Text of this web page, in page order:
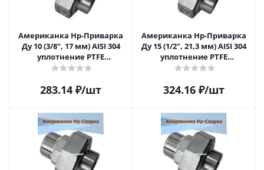
Американка Нр-Приварка
Ду 10 (3/8", 17 мм) AISI 304
уплотнение PTFE
(прокладка
283.14 ₽/шт
Американка Нр-Приварка
Ду 15 (1/2", 21,3 мм) AISI 304
уплотнение PTFE
(прокладка
324.16 ₽/шт